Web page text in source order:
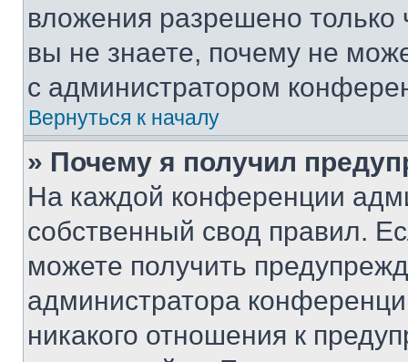
вложения разрешено
вы не знаете, почему не
с администратором
Вернуться к началу
» Почему я получил
На каждой конференции
собственный свод правил.
можете получить
администратора
никакого отношения к